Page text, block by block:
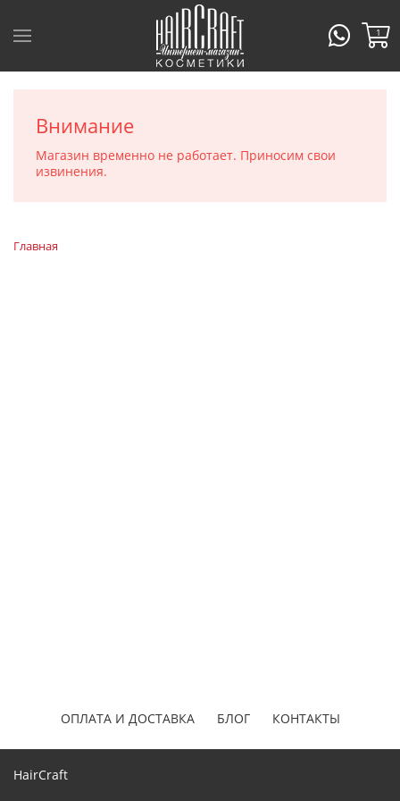
1
Внимание
Магазин временно не работает. Приносим свои
извинения.
Главная
ОПЛАТА И ДОСТАВКА БЛОГ КОНТАКТЫ
HairCraft